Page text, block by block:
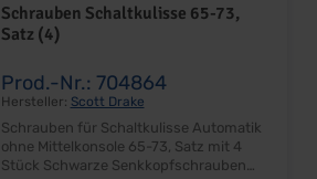
Schrauben Schaltkulisse 65-73,
Satz (4)
Prod.-Nr.: 704864
Hersteller: Scott Drake
Schrauben für Schaltkulisse Automatik
ohne Mittelkonsole 65-73, Satz mit 4
Stück Schwarze Senkkopfschrauben